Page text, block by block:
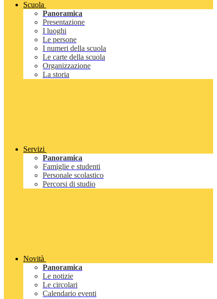
Scuola
Panoramica
Presentazione
I luoghi
Le persone
I numeri della scuola
Le carte della scuola
Organizzazione
La storia
Servizi
Panoramica
Famiglie e studenti
Personale scolastico
Percorsi di studio
Novità
Panoramica
Le notizie
Le circolari
Calendario eventi